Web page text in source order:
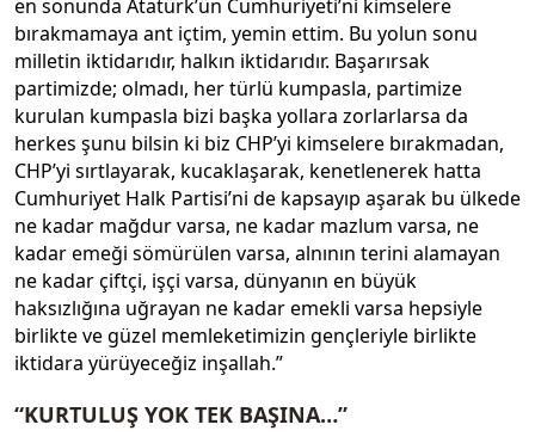
en sonunda Atatürk’ün Cumhuriyeti’ni kimselere
bırakmamaya ant içtim, yemin ettim. Bu yolun sonu
milletin iktidarıdır, halkın iktidarıdır. Başarırsak
partimizde; olmadı, her türlü kumpasla, partimize
kurulan kumpasla bizi başka yollara zorlarlarsa da
herkes şunu bilsin ki biz CHP’yi kimselere bırakmadan,
CHP’yi sırtlayarak, kucaklaşarak, kenetlenerek hatta
Cumhuriyet Halk Partisi’ni de kapsayıp aşarak bu ülkede
ne kadar mağdur varsa, ne kadar mazlum varsa, ne
kadar emeği sömürülen varsa, alnının terini alamayan
ne kadar çiftçi, işçi varsa, dünyanın en büyük
haksızlığına uğrayan ne kadar emekli varsa hepsiyle
birlikte ve güzel memleketimizin gençleriyle birlikte
iktidara yürüyeceğiz inşallah.”
“KURTULUŞ YOK TEK BAŞINA…”